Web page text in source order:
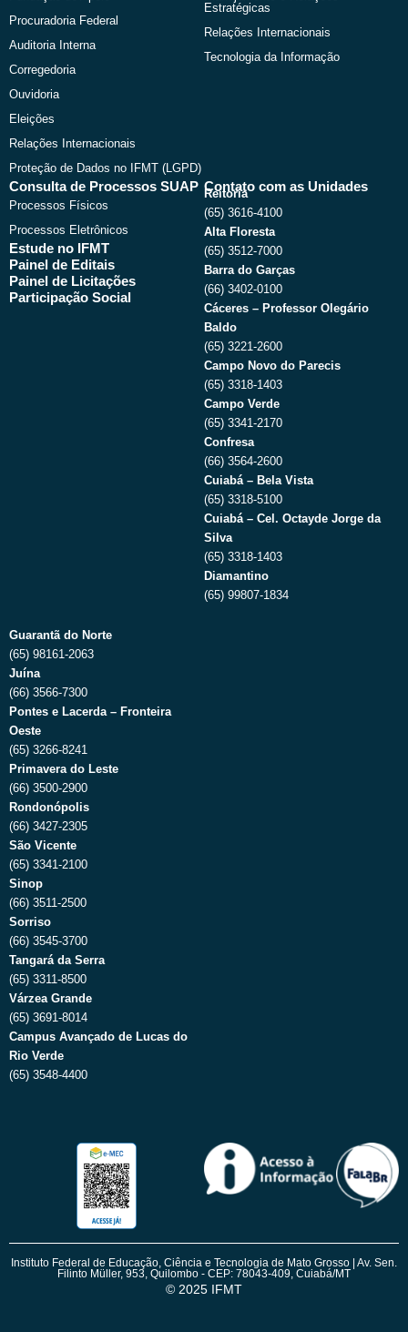
Procuradoria Federal
Auditoria Interna
Corregedoria
Ouvidoria
Eleições
Relações Internacionais
Proteção de Dados no IFMT (LGPD)
Estratégicas
Relações Internacionais
Tecnologia da Informação
Consulta de Processos SUAP
Processos Físicos
Processos Eletrônicos
Estude no IFMT
Painel de Editais
Painel de Licitações
Participação Social
Contato com as Unidades
Reitoria
(65) 3616-4100
Alta Floresta
(65) 3512-7000
Barra do Garças
(66) 3402-0100
Cáceres – Professor Olegário
Baldo
(65) 3221-2600
Campo Novo do Parecis
(65) 3318-1403
Campo Verde
(65) 3341-2170
Confresa
(66) 3564-2600
Cuiabá – Bela Vista
(65) 3318-5100
Cuiabá – Cel. Octayde Jorge da
Silva
(65) 3318-1403
Diamantino
(65) 99807-1834
Guarantã do Norte
(65) 98161-2063
Juína
(66) 3566-7300
Pontes e Lacerda – Fronteira
Oeste
(65) 3266-8241
Primavera do Leste
(66) 3500-2900
Rondonópolis
(66) 3427-2305
São Vicente
(65) 3341-2100
Sinop
(66) 3511-2500
Sorriso
(66) 3545-3700
Tangará da Serra
(65) 3311-8500
Várzea Grande
(65) 3691-8014
Campus Avançado de Lucas do
Rio Verde
(65) 3548-4400
Instituto Federal de Educação, Ciência e Tecnologia de Mato Grosso | Av. Sen.
Filinto Müller, 953, Quilombo - CEP: 78043-409, Cuiabá/MT
© 2025 IFMT